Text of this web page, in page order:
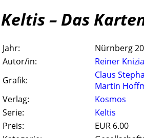
Keltis – Das
Jahr:
Nürnberg
Autor/in:
Reiner Knizia
Grafik:
Claus
Martin
Verlag:
Kosmos
Serie:
Keltis
Preis:
EUR 6.00